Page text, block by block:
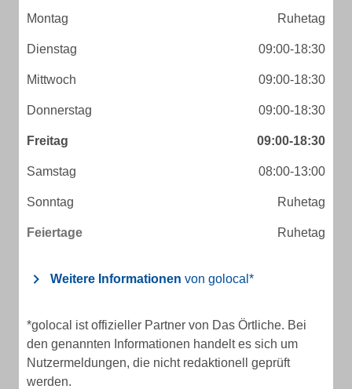
Montag Ruhetag
Dienstag 09:00-18:30
Mittwoch 09:00-18:30
Donnerstag 09:00-18:30
Freitag 09:00-18:30
Samstag 08:00-13:00
Sonntag Ruhetag
Feiertage Ruhetag
Weitere Informationen von golocal*
*golocal ist offizieller Partner von Das Örtliche. Bei
den genannten Informationen handelt es sich um
Nutzermeldungen, die nicht redaktionell geprüft
werden.